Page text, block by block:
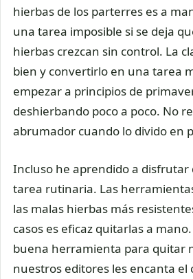
hierbas de los parterres es a
una tarea imposible si se deja
hierbas crezcan sin control. La
bien y convertirlo en una tarea
empezar a principios de
deshierbando poco a poco. No
abrumador cuando lo divido en
Incluso he aprendido a disfrutar
tarea rutinaria. Las
las malas hierbas más
casos es eficaz quitarlas a
buena herramienta para quitar
nuestros editores les encanta el